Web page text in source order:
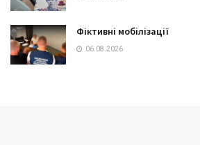
Фіктивні мобілізації
06.08.2026